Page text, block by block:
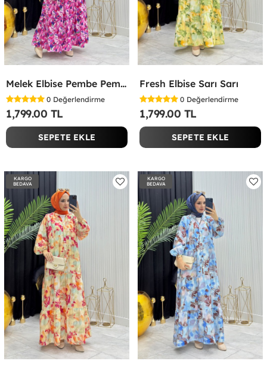
Melek Elbise Pembe Pembe
0 Değerlendirme
1,799.00 TL
SEPETE EKLE
Fresh Elbise Sarı Sarı
0 Değerlendirme
1,799.00 TL
SEPETE EKLE
KARGO
BEDAVA
KARGO
BEDAVA